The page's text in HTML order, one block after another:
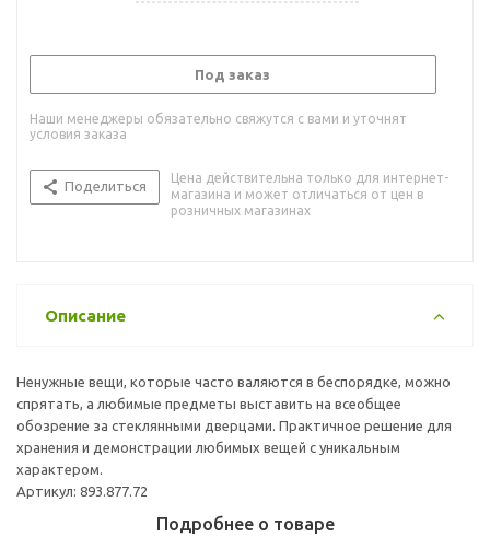
Под заказ
Наши менеджеры обязательно свяжутся с вами и уточнят
условия заказа
Поделиться
Цена действительна только для интернет-
магазина и может отличаться от цен в
розничных магазинах
Описание
Ненужные вещи, которые часто валяются в беспорядке, можно
спрятать, а любимые предметы выставить на всеобщее
обозрение за стеклянными дверцами. Практичное решение для
хранения и демонстрации любимых вещей с уникальным
характером.
Артикул: 893.877.72
Подробнее о товаре